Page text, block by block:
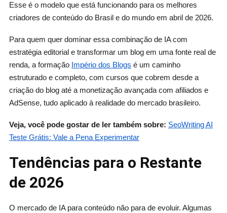
Esse é o modelo que está funcionando para os melhores
criadores de conteúdo do Brasil e do mundo em abril de 2026.
Para quem quer dominar essa combinação de IA com
estratégia editorial e transformar um blog em uma fonte real de
renda, a formação Império dos Blogs é um caminho
estruturado e completo, com cursos que cobrem desde a
criação do blog até a monetização avançada com afiliados e
AdSense, tudo aplicado à realidade do mercado brasileiro.
Veja, você pode gostar de ler também sobre: SeoWriting AI
Teste Grátis: Vale a Pena Experimentar
Tendências para o Restante
de 2026
O mercado de IA para conteúdo não para de evoluir. Algumas